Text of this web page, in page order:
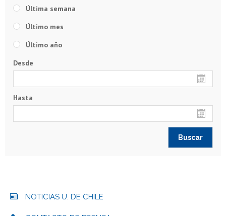
Última semana
Último mes
Último año
Desde
Hasta
NOTICIAS U. DE CHILE